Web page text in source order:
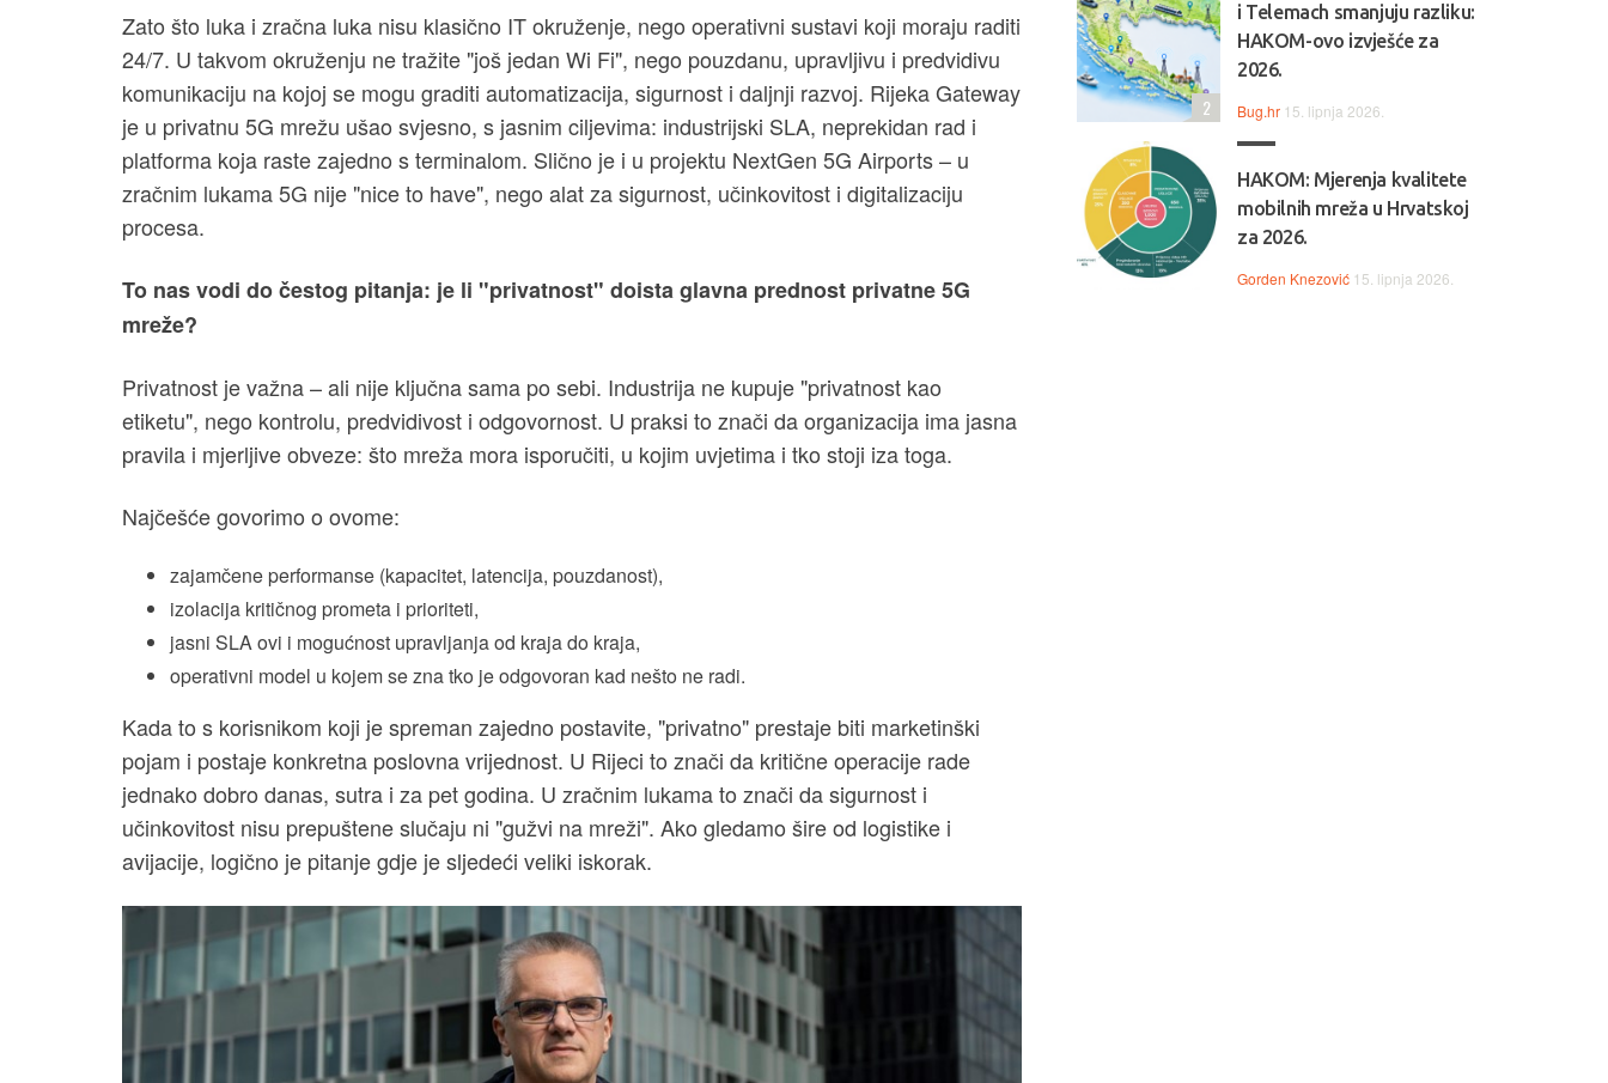
Zato što luka i zračna luka nisu klasično IT okruženje, nego operativni sustavi koji moraju raditi
24/7. U takvom okruženju ne tražite "još jedan Wi Fi", nego pouzdanu, upravljivu i predvidivu
komunikaciju na kojoj se mogu graditi automatizacija, sigurnost i daljnji razvoj. Rijeka Gateway
je u privatnu 5G mrežu ušao svjesno, s jasnim ciljevima: industrijski SLA, neprekidan rad i
platforma koja raste zajedno s terminalom. Slično je i u projektu NextGen 5G Airports – u
zračnim lukama 5G nije "nice to have", nego alat za sigurnost, učinkovitost i digitalizaciju
procesa.
To nas vodi do čestog pitanja: je li "privatnost" doista glavna prednost privatne 5G
mreže?
Privatnost je važna – ali nije ključna sama po sebi. Industrija ne kupuje "privatnost kao
etiketu", nego kontrolu, predvidivost i odgovornost. U praksi to znači da organizacija ima jasna
pravila i mjerljive obveze: što mreža mora isporučiti, u kojim uvjetima i tko stoji iza toga.
Najčešće govorimo o ovome:
zajamčene performanse (kapacitet, latencija, pouzdanost),
izolacija kritičnog prometa i prioriteti,
jasni SLA ovi i mogućnost upravljanja od kraja do kraja,
operativni model u kojem se zna tko je odgovoran kad nešto ne radi.
Kada to s korisnikom koji je spreman zajedno postavite, "privatno" prestaje biti marketinški
pojam i postaje konkretna poslovna vrijednost. U Rijeci to znači da kritične operacije rade
jednako dobro danas, sutra i za pet godina. U zračnim lukama to znači da sigurnost i
učinkovitost nisu prepuštene slučaju ni "gužvi na mreži". Ako gledamo šire od logistike i
avijacije, logično je pitanje gdje je sljedeći veliki iskorak.
i Telemach smanjuju razliku:
HAKOM-ovo izvješće za
2026.
Bug.hr 15. lipnja 2026.
2
HAKOM: Mjerenja kvalitete
mobilnih mreža u Hrvatskoj
za 2026.
Gorden Knezović 15. lipnja 2026.